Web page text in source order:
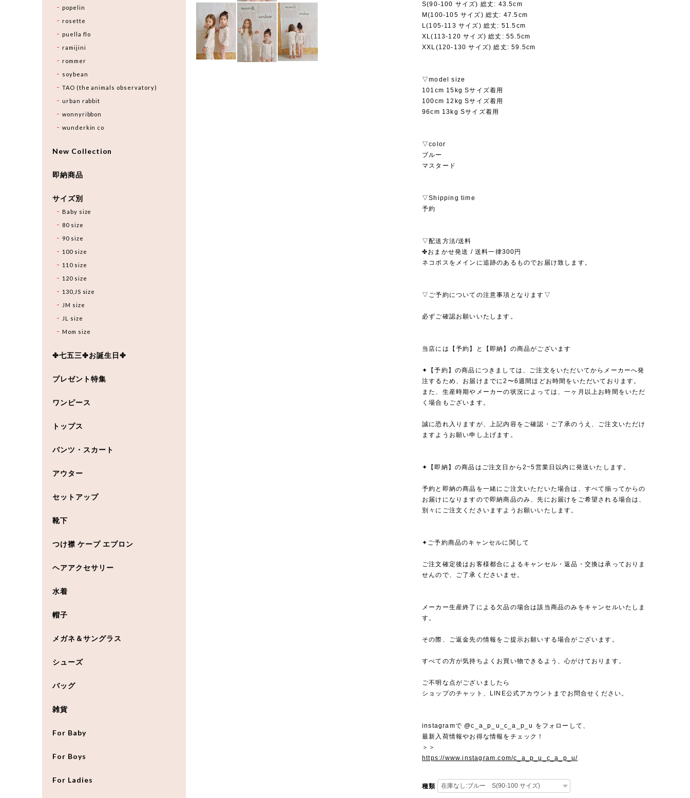
S(90-100 サイズ) 総丈: 43.5cm
M(100-105 サイズ) 総丈: 47.5cm
L(105-113 サイズ) 総丈: 51.5cm
XL(113-120 サイズ) 総丈: 55.5cm
XXL(120-130 サイズ) 総丈: 59.5cm
▽model size
101cm 15kg Sサイズ着用
100cm 12kg Sサイズ着用
96cm 13kg Sサイズ着用
▽color
ブルー
マスタード
▽Shipping time
予約
▽配送方法/送料
✤おまかせ発送 / 送料一律300円
ネコポスをメインに追跡のあるものでお届け致します。
▽ご予約についての注意事項となります▽
必ずご確認お願いいたします。
当店には【予約】と【即納】の商品がございます
✦【予約】の商品につきましては、ご注文をいただいてからメーカーへ発
注するため、お届けまでに2〜6週間ほどお時間をいただいております。
また、生産時期やメーカーの状況によっては、一ヶ月以上お時間をいただ
く場合もございます。
誠に恐れ入りますが、上記内容をご確認・ご了承のうえ、ご注文いただけ
ますようお願い申し上げます。
✦【即納】の商品はご注文日から2~5営業日以内に発送いたします。
予約と即納の商品を一緒にご注文いただいた場合は、すべて揃ってからの
お届けになりますので即納商品のみ、先にお届けをご希望される場合は、
別々にご注文くださいますようお願いいたします。
✦ご予約商品のキャンセルに関して
ご注文確定後はお客様都合によるキャンセル・返品・交換は承っておりま
せんので、ご了承くださいませ。
メーカー生産終了による欠品の場合は該当商品のみをキャンセルいたしま
す。
その際、ご返金先の情報をご提示お願いする場合がございます。
すべての方が気持ちよくお買い物できるよう、心がけております。
ご不明な点がございましたら
ショップのチャット、LINE公式アカウントまでお問合せください。
instagramで @c_a_p_u_c_a_p_u をフォローして、
最新入荷情報やお得な情報をチェック！
＞＞
https://www.instagram.com/c_a_p_u_c_a_p_u/
種類
popelin
rosette
puella flo
ramijini
rommer
soybean
TAO (the animals observatory)
urban rabbit
wonnyribbon
wunderkin co
New Collection
即納商品
サイズ別
Baby size
80 size
90 size
100 size
110 size
120 size
130,JS size
JM size
JL size
Mom size
✤七五三✤お誕生日✤
プレゼント特集
ワンピース
トップス
パンツ・スカート
アウター
セットアップ
靴下
つけ襟 ケープ エプロン
ヘアアクセサリー
水着
帽子
メガネ＆サングラス
シューズ
バッグ
雑貨
For Baby
For Boys
For Ladies